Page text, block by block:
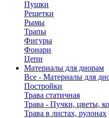
Пушки
Решетки
Рымы
Трапы
Фигуры
Фонари
Цепи
Материалы для диорам
Все - Материалы для
Постройки
Трава статичная
Трава - Пучки, цветы,
Трава в листах, рулонах